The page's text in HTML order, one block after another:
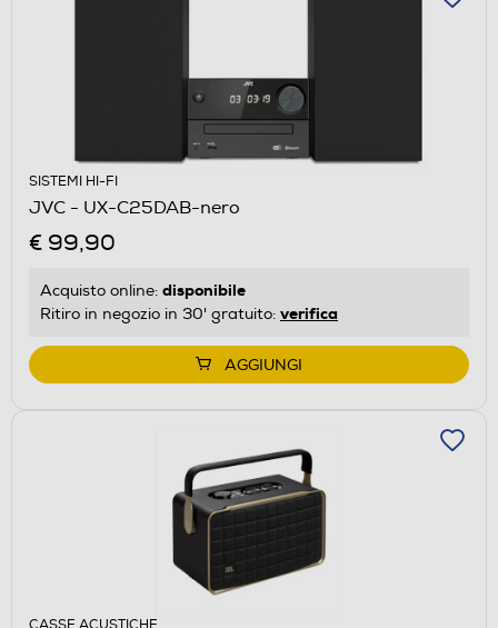
SISTEMI HI-FI
JVC - UX-C25DAB-nero
€ 99,90
Acquisto online: disponibile
Ritiro in negozio in 30' gratuito: verifica
AGGIUNGI